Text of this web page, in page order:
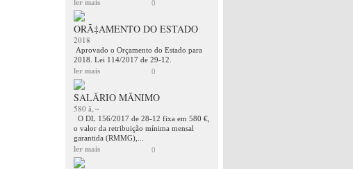
ler mais
0
ORÃ‡AMENTO DO ESTADO
2018
Aprovado o Orçamento do Estado para
2018. Lei 114/2017 de 29-12.
ler mais
0
SALÃRIO MÃNIMO
580 â‚¬
O DL 156/2017 de 28-12 fixa em 580 €,
o valor da retribuição mínima mensal
garantida (RMMG),...
ler mais
0